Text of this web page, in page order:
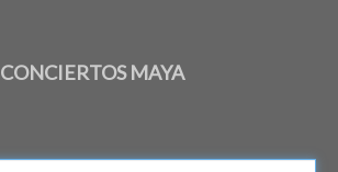
CONCIERTOS MAYA